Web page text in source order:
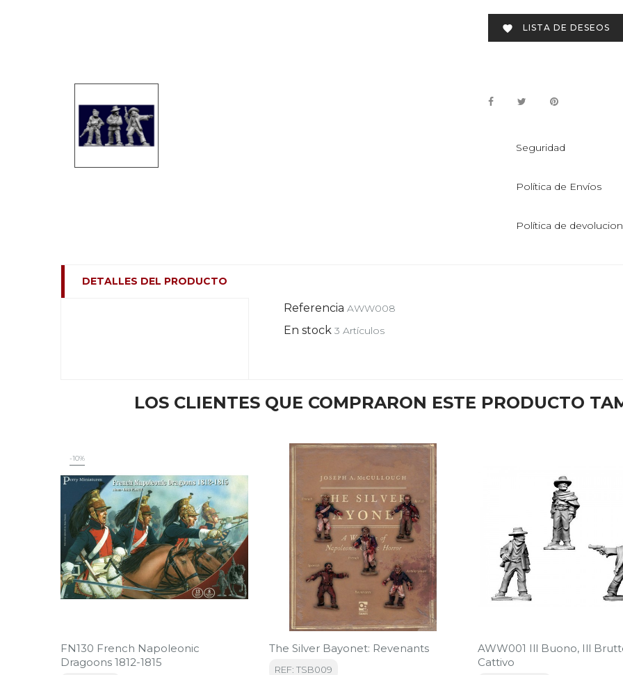
 LISTA DE DESEOS
Seguridad
Política de Envíos
Política de
DETALLES DEL PRODUCTO
Referencia AWW008
En stock 3 Artículos
LOS CLIENTES QUE COMPRARON ESTE PRODUCTO
-10%
FN130 French Napoleonic
Dragoons 1812-1815
The Silver Bayonet: Revenants
REF: TSB009
AWW001 Ill Buono, Ill
Cattivo